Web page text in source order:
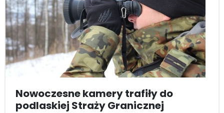
Nowoczesne kamery trafiły do
podlaskiej Straży Granicznej